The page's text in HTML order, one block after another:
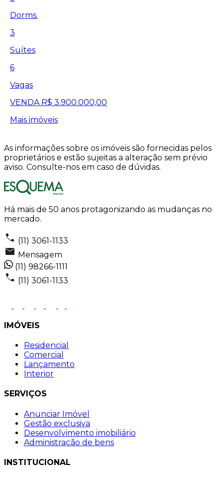
Dorms.
3
Suítes
6
Vagas
VENDA R$ 3.900.000,00
Mais imóveis
As informações sobre os imóveis são fornecidas pelos
proprietários e estão sujeitas a alteração sem prévio
aviso. Consulte-nos em caso de dúvidas.
Há mais de 50 anos protagonizando as mudanças no
mercado.
(11) 3061-1133
Mensagem
(11) 98266-1111
(11) 3061-1133
IMÓVEIS
Residencial
Comercial
Lançamento
Interior
SERVIÇOS
Anunciar Imóvel
Gestão exclusiva
Desenvolvimento imobiliário
Administração de bens
INSTITUCIONAL